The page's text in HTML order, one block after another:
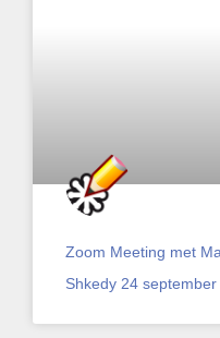
Zoom Meeting met
Shkedy 24 september